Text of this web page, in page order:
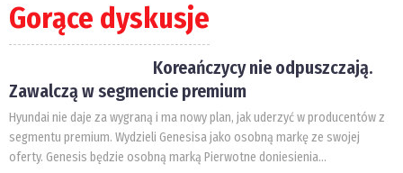
Gorące dyskusje
Koreańczycy nie odpuszczają.
Zawalczą w segmencie premium
Hyundai nie daje za wygraną i ma nowy plan, jak uderzyć w producentów z
segmentu premium. Wydzieli Genesisa jako osobną markę ze swojej
oferty. Genesis będzie osobną marką Pierwotne doniesienia...